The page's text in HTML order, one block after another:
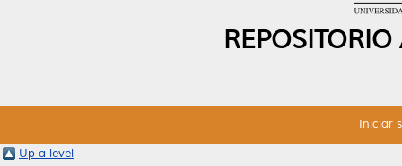
Iniciar
Up a level